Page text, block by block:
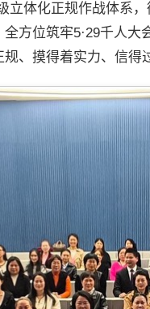
立体化正规作战体系
方位筑牢5·29千人
、摸得着实力、信得